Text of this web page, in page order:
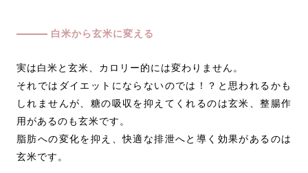
白米から玄米に変える
実は白米と玄米、カロリー的には変わりません。
それではダイエットにならないのでは！？と思われるかも
しれませんが、糖の吸収を抑えてくれるのは玄米、整腸作
用があるのも玄米です。
脂肪への変化を抑え、快適な排泄へと導く効果があるのは
玄米です。